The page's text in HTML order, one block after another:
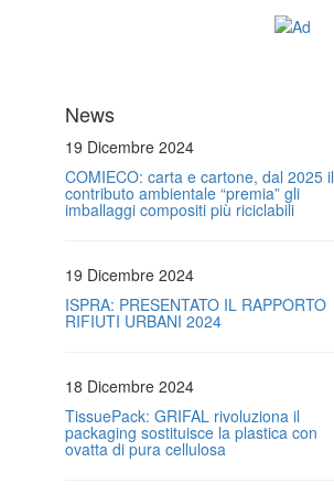
News
19 Dicembre 2024
COMIECO: carta e cartone, dal 2025 il
contributo ambientale “premia” gli
imballaggi compositi più riciclabili
19 Dicembre 2024
ISPRA: PRESENTATO IL RAPPORTO
RIFIUTI URBANI 2024
18 Dicembre 2024
TissuePack: GRIFAL rivoluziona il
packaging sostituisce la plastica con
ovatta di pura cellulosa